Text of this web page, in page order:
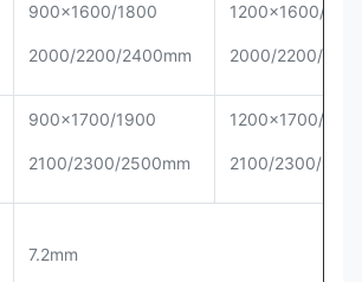
900x1600/1800
2000/2200/2400mm
1200x1600/
2000/2200/
900x1700/1900
2100/2300/2500mm
1200x1700/
2100/2300/
7.2mm